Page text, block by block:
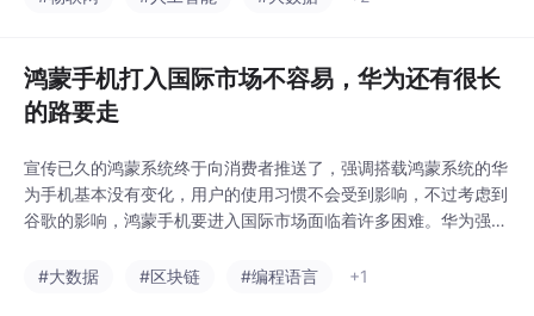
鸿蒙手机打入国际市场不容易，华为还有很长
的路要走
宣传已久的鸿蒙系统终于向消费者推送了，强调搭载鸿蒙系统的华
为手机基本没有变化，用户的使用习惯不会受到影响，不过考虑到
谷歌的影响，鸿蒙手机要进入国际市场面临着许多困难。华为强调
#大数据
#区块链 #编程语言 +1